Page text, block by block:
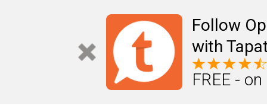
Follow
with
FREE -